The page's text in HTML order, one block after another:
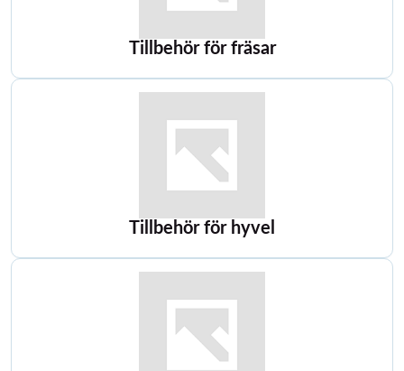
Tillbehör för fräsar
Tillbehör för hyvel